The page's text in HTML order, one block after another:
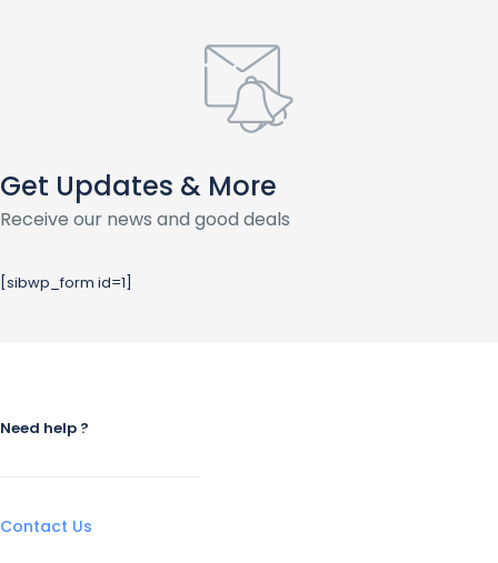
Get Updates & More
Receive our news and good deals
[sibwp_form id=1]
Need help ?
Contact Us